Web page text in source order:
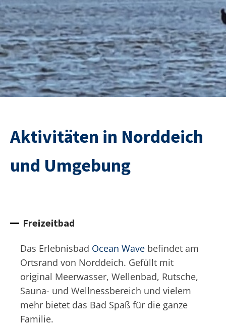
Aktivitäten in Norddeich
und Umgebung
Freizeitbad
Das Erlebnisbad Ocean Wave befindet am
Ortsrand von Norddeich. Gefüllt mit
original Meerwasser, Wellenbad, Rutsche,
Sauna- und Wellnessbereich und vielem
mehr bietet das Bad Spaß für die ganze
Familie.